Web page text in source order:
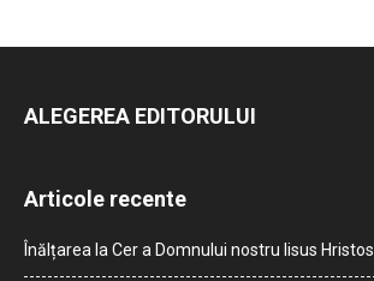
ALEGEREA EDITORULUI
Articole recente
Înălțarea la Cer a Domnului nostru Iisus Hristos